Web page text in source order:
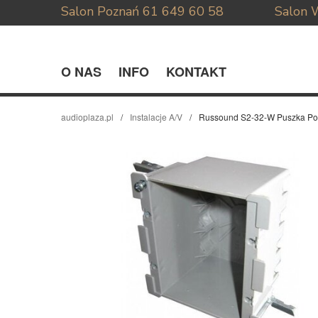
Salon Poznań 61 649 60 58 Salon
O NAS INFO KONTAKT
audioplaza.pl Instalacje A/V Russound S2-32-W Puszka